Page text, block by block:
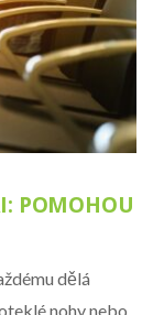
POMOHOU
dělá
nohy nebo